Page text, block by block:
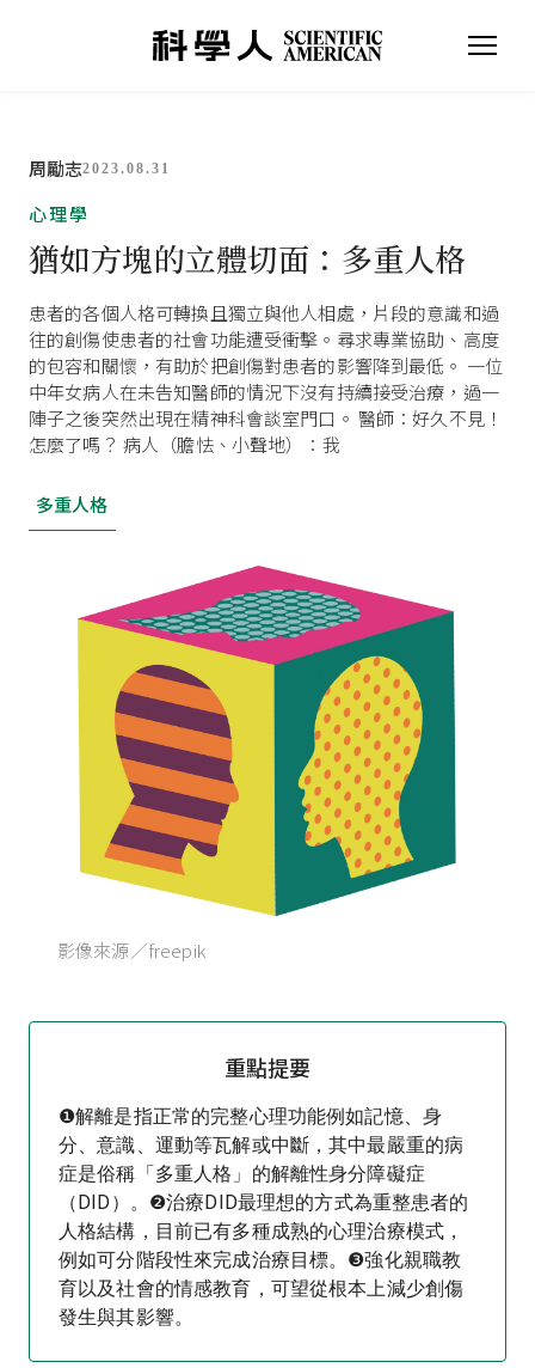
周勵志2023.08.31
心理學
猶如方塊的立體切面：多重人格
患者的各個人格可轉換且獨立與他人相處，片段的意識和過
往的創傷使患者的社會功能遭受衝擊。尋求專業協助、高度
的包容和關懷，有助於把創傷對患者的影響降到最低。 一位
中年女病人在未告知醫師的情況下沒有持續接受治療，過一
陣子之後突然出現在精神科會談室門口。 醫師：好久不見！
怎麼了嗎？ 病人（膽怯、小聲地）：我
多重人格
影像來源／freepik
重點提要
❶解離是指正常的完整心理功能例如記憶、身
分、意識、運動等瓦解或中斷，其中最嚴重的病
症是俗稱「多重人格」的解離性身分障礙症
（DID）。❷治療DID最理想的方式為重整患者的
人格結構，目前已有多種成熟的心理治療模式，
例如可分階段性來完成治療目標。❸強化親職教
育以及社會的情感教育，可望從根本上減少創傷
發生與其影響。